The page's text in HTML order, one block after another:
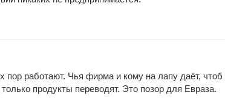
пор работают. Чья фирма и кому на лапу даёт, чтоб
продукты переводят. Это позор для Евраза.